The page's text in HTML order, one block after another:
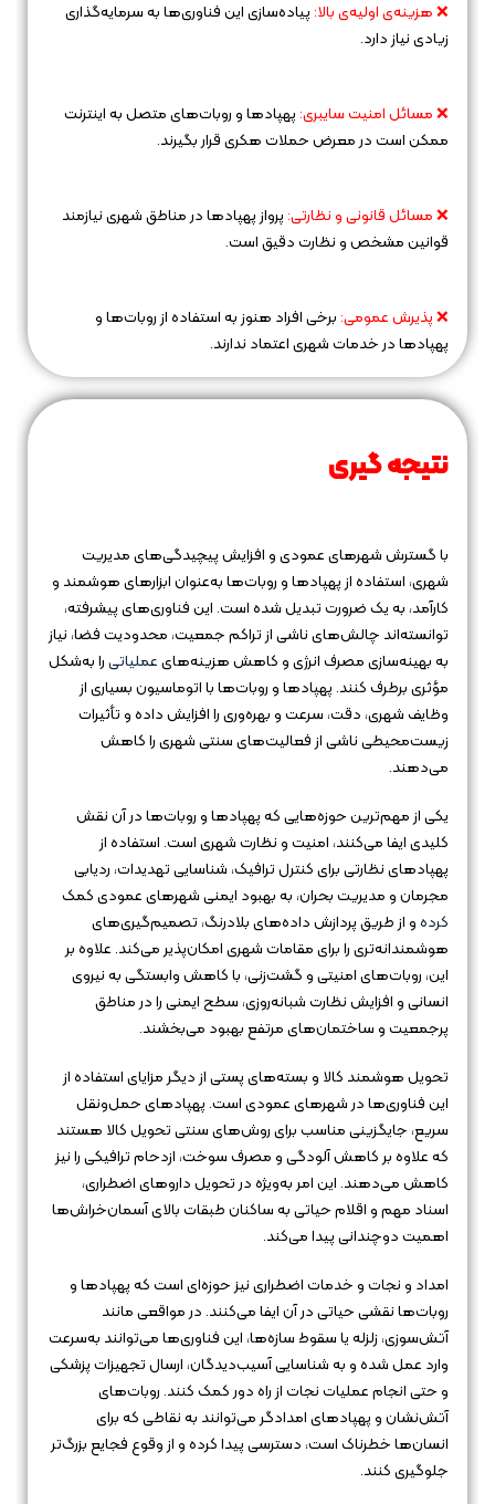
❌ هزینه‌ی اولیه‌ی بالا:پیاده‌سازی این فناوری‌ها به سرمایه‌گذاری
زیادی نیاز دارد.
❌ مسائل امنیت سایبری:پهپادها و روبات‌های متصل به اینترنت
ممکن است در معرض حملات هکری قرار بگیرند.
❌ مسائل قانونی و نظارتی:پرواز پهپادها در مناطق شهری نیازمند
قوانین مشخص و نظارت دقیق است.
❌ پذیرش عمومی:برخی افراد هنوز به استفاده از روبات‌ها و
پهپادها در خدمات شهری اعتماد ندارند.
نتیجه‌ گیری
با گسترش شهرهای عمودی و افزایش پیچیدگی‌های مدیریت
شهری، استفاده از پهپادها و روبات‌ها به‌عنوان ابزارهای هوشمند و
کارآمد، به یک ضرورت تبدیل شده است. این فناوری‌های پیشرفته،
توانسته‌اند چالش‌های ناشی از تراکم جمعیت، محدودیت فضا، نیاز
به بهینه‌سازی مصرف انرژی و کاهش هزینه‌هایعملیاتیرا به‌شکل
مؤثری برطرف کنند. پهپادها و روبات‌ها با اتوماسیون بسیاری از
وظایف شهری، دقت، سرعت و بهره‌وری را افزایش داده و تأثیرات
زیست‌محیطی ناشی از فعالیت‌های سنتی شهری را کاهش
می‌دهند.
یکی از مهم‌ترین حوزه‌هایی که پهپادها و روبات‌ها در آن نقش
کلیدی ایفا می‌کنند، امنیت و نظارت شهری است. استفاده از
پهپادهای نظارتی برای کنترل ترافیک، شناسایی تهدیدات، ردیابی
مجرمان و مدیریت بحران، به بهبود ایمنی شهرهای عمودی کمک
کردهو از طریق پردازش داده‌های بلادرنگ، تصمیم‌گیری‌های
هوشمندانه‌تری را برای مقامات شهری امکان‌پذیر می‌کند. علاوه بر
این، روبات‌های امنیتی و گشت‌زنی، با کاهش وابستگی به نیروی
انسانی و افزایش نظارت شبانه‌روزی، سطح ایمنی را در مناطق
پرجمعیت و ساختمان‌های مرتفع بهبود می‌بخشند.
تحویل هوشمند کالا و بسته‌های پستی از دیگر مزایای استفاده از
این فناوری‌ها در شهرهای عمودی است. پهپادهای حمل‌ونقل
سریع، جایگزینی مناسب برای روش‌های سنتی تحویل کالا هستند
که علاوه بر کاهش آلودگی و مصرف سوخت، ازدحام ترافیکی را نیز
کاهش می‌دهند. این امر به‌ویژه در تحویل داروهای اضطراری،
اسناد مهم و اقلام حیاتی به ساکنان طبقات بالای آسمان‌خراش‌ها
اهمیت دوچندانی پیدا می‌کند.
امداد و نجات و خدمات اضطراری نیز حوزه‌ای است که پهپادها و
روبات‌ها نقشی حیاتی در آن ایفا می‌کنند. در مواقعی مانند
آتش‌سوزی، زلزله یا سقوط سازه‌ها، این فناوری‌ها می‌توانند به‌سرعت
وارد عمل شده و به شناسایی آسیب‌دیدگان، ارسال تجهیزات پزشکی
و حتی انجام عملیات نجات از راه دور کمک کنند. روبات‌های
آتش‌نشان و پهپادهای امدادگر می‌توانند به نقاطی که برای
انسان‌ها خطرناک است، دسترسی پیدا کرده و از وقوع فجایع بزرگ‌تر
جلوگیری کنند.